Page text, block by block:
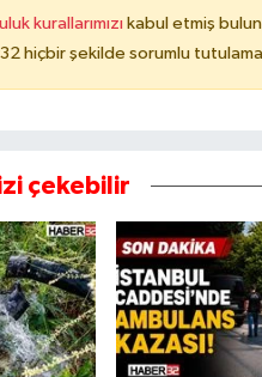
kurallarımızı kabul etmiş
hiçbir şekilde sorumlu
çekebilir